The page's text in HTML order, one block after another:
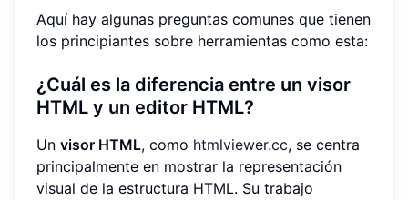
Aquí hay algunas preguntas comunes que tienen
los principiantes sobre herramientas como esta:
¿Cuál es la diferencia entre un visor
HTML y un editor HTML?
Un visor HTML, como htmlviewer.cc, se centra
principalmente en mostrar la representación
visual de la estructura HTML. Su trabajo